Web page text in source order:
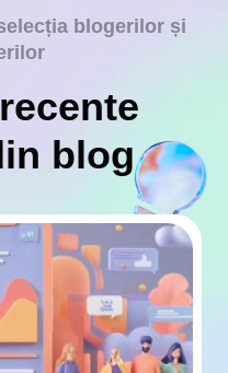
blogerilor și
blog